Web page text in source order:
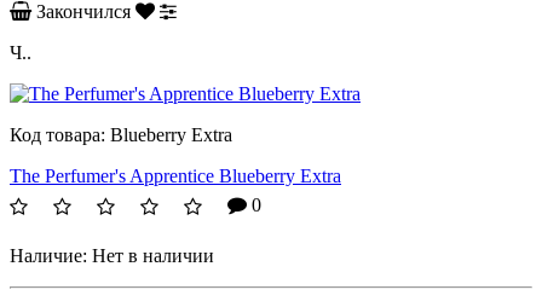
Закончился
Ч..
Код товара: Blueberry Extra
The Perfumer's Apprentice Blueberry Extra
0
Наличие: Нет в наличии